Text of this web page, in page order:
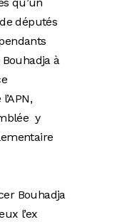
députés
à
y
Bouhadja
l’ex